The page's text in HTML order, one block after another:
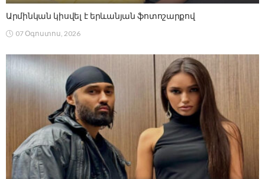
Արմինկան կիսվել է երևանյան ֆոտոշարքով
07 Օգոստոս, 2026